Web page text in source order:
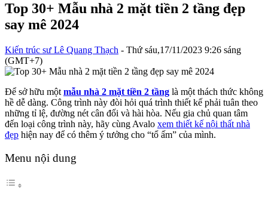
Top 30+ Mẫu nhà 2 mặt tiền 2 tầng đẹp
say mê 2024
Kiến trúc sư Lê Quang Thạch - Thứ sáu,17/11/2023 9:26 sáng
(GMT+7)
Để sở hữu một mẫu nhà 2 mặt tiền 2 tầng là một thách thức không
hề dễ dàng. Công trình này đòi hỏi quá trình thiết kế phải tuân theo
những tỉ lệ, đường nét cân đối và hài hòa. Nếu gia chủ quan tâm
đến loại công trình này, hãy cùng Avalo xem thiết kế nội thất nhà
đẹp hiện nay để có thêm ý tưởng cho “tổ ấm” của mình.
Menu nội dung